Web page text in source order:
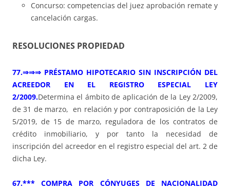
Concurso: competencias del juez aprobación remate y
cancelación cargas.
RESOLUCIONES PROPIEDAD
77.⇒⇒⇒ PRÉSTAMO HIPOTECARIO SIN INSCRIPCIÓN DEL
ACREEDOR EN EL REGISTRO ESPECIAL LEY
2/2009.Determina el ámbito de aplicación de la Ley 2/2009,
de 31 de marzo, en relación y por contraposición de la Ley
5/2019, de 15 de marzo, reguladora de los contratos de
crédito inmobiliario, y por tanto la necesidad de
inscripción del acreedor en el registro especial del art. 2 de
dicha Ley.
67.*** COMPRA POR CÓNYUGES DE NACIONALIDAD